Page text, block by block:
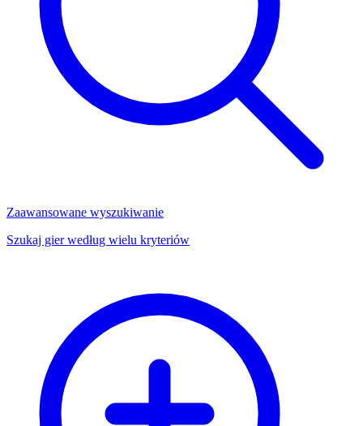
Zaawansowane wyszukiwanie
Szukaj gier według wielu kryteriów